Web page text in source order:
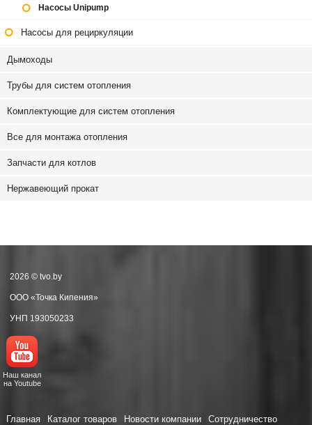
Насосы Unipump
Насосы для рециркуляции
Дымоходы
Трубы для систем отопления
Комплектующие для систем отопления
Все для монтажа отопления
Запчасти для котлов
Нержавеющий прокат
2026 © tvo.by
ООО «Точка Кипения»
УНП 193050233
Наш канал
на Youtube
Главная Каталог товаров Новости компании Сотрудничество